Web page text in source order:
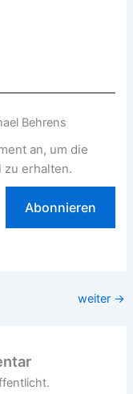
Behrens
an, um die
zu erhalten.
Abonnieren
weiter →